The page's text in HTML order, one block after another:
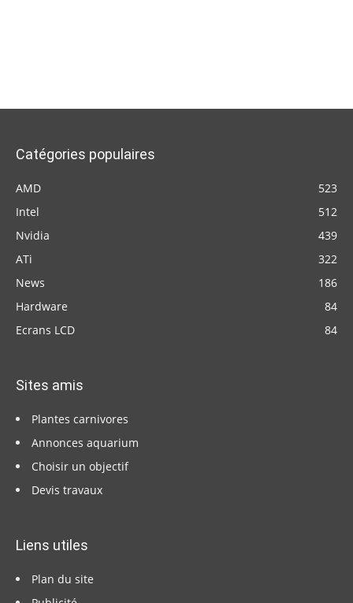
Catégories populaires
AMD
523
Intel
512
Nvidia
439
ATi
322
News
186
Hardware
84
Ecrans LCD
84
Sites amis
Plantes carnivores
Annonces aquarium
Choisir un objectif
Devis travaux
Liens utiles
Plan du site